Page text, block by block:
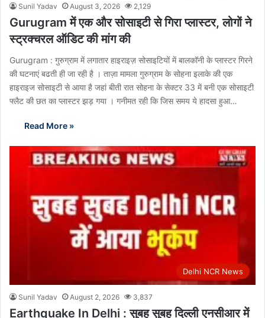
Sunil Yadav August 3, 2026 2,129
Gurugram में एक और सोसाइटी से गिरा प्लास्टर, लोगों ने
स्ट्रक्चरल ऑडिट की मांग की
Gurugram : गुरुग्राम में लगातार हाइराइज़ सोसाइटियों में बालकॉनी के प्लास्टर गिरने
की घटनाएं बढती ही जा रही है । ताज़ा मामला गुरुग्राम के सोहना इलाके की एक
हाइराइज सोसाइटी से आया है जहां बीती रात सोहना के सेक्टर 33 में बनी एक सोसाइटी
फ्लैट की छत का प्लास्टर झड़ गया । गनीमत रही कि जिस समय ये हादसा हुआ…
Read More »
Delhi NCR News
Sunil Yadav August 2, 2026 3,837
Earthquake In Delhi : सुबह सुबह दिल्ली एनसीआर में